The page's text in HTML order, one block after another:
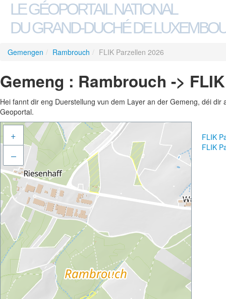
LE GÉOPORTAIL NATIONAL
DU GRAND-DUCHÉ DE
Gemengen / Rambrouch / FLIK Parzellen 2026
Gemeng : Rambrouch ->
Hei fannt dir eng Duerstellung vun dem Layer an der Gemeng, déi
Geoportal.
+
–
FLIK
FLIK